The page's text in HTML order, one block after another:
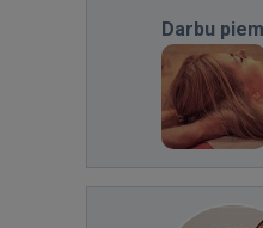
Darbu